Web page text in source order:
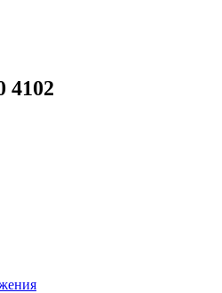
4102